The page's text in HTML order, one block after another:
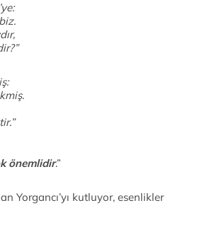
önemlidir.”
Yorgancı’yı kutluyor, esenlikler